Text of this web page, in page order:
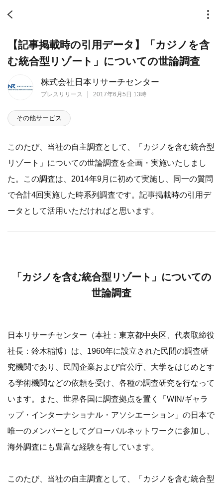
株式会社日本リサーチセンター
プレスリリース 2017年6月5日 13時
【記事掲載時の引用データ】「カジノを含
む統合型リゾート」についての世論調査
その他サービス
このたび、当社の自主調査として、「カジノを含む統合型
リゾート」についての世論調査を企画・実施いたしまし
た。この調査は、2014年9月に初めて実施し、同一の質問
で合計4回実施した時系列調査です。記事掲載時の引用デ
ータとして活用いただければと思います。
「カジノを含む統合型リゾート」についての
世論調査
日本リサーチセンター（本社：東京都中央区、代表取締役
社長：鈴木稲博）は、1960年に設立された民間の調査研
究機関であり、民間企業および官公庁、大学をはじめとす
る学術機関などの依頼を受け、各種の調査研究を行なって
います。また、世界各国に調査拠点を置く「WIN/ギャラ
ップ・インターナショナル・アソシエーション」の日本で
唯一のメンバーとしてグローバルネットワークに参加し、
海外調査にも豊富な経験を有しています。
このたび、当社の自主調査として、「カジノを含む統合型